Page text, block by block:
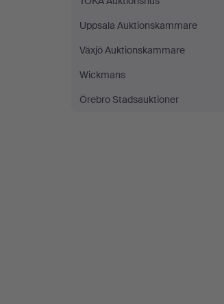
Uppsala Auktionskammare
Växjö Auktionskammare
Wickmans
Örebro Stadsauktioner